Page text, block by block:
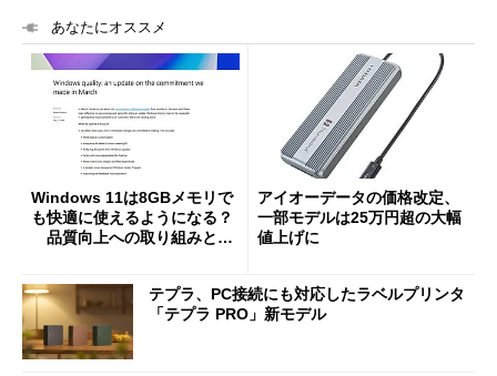
あなたにオススメ
Windows 11は8GBメモリで
も快適に使えるようになる？
品質向上への取り組みと
アイオーデータの価格改定、
一部モデルは25万円超の大幅
値上げに
テプラ、PC接続にも対応したラベルプリンタ
「テプラ PRO」新モデル